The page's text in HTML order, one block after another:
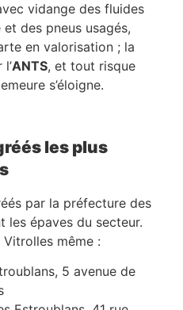
vidange des fluides
des pneus usagés,
en valorisation ; la
ANTS, et tout risque
s’éloigne.
les plus
par la préfecture des
les épaves du secteur.
même :
5 avenue de